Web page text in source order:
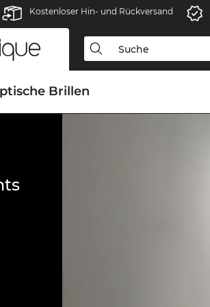
Kostenloser Hin- und Rückversand
Brillen